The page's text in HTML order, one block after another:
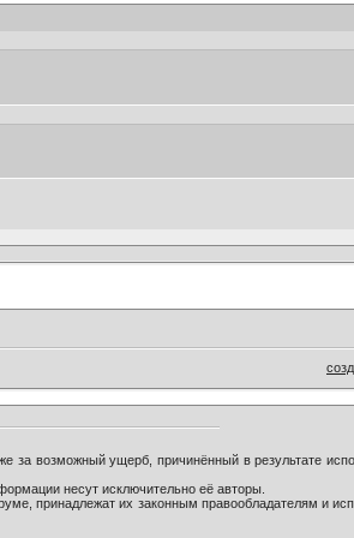
за возможный ущерб, причинённый в результате
несут исключительно её авторы.
принадлежат их законным правообладателям и